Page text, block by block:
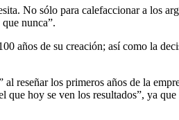
No sólo para calefaccionar a los
nunca”.
años de su creación; así como la
reseñar los primeros años de la
hoy se ven los resultados”, ya que